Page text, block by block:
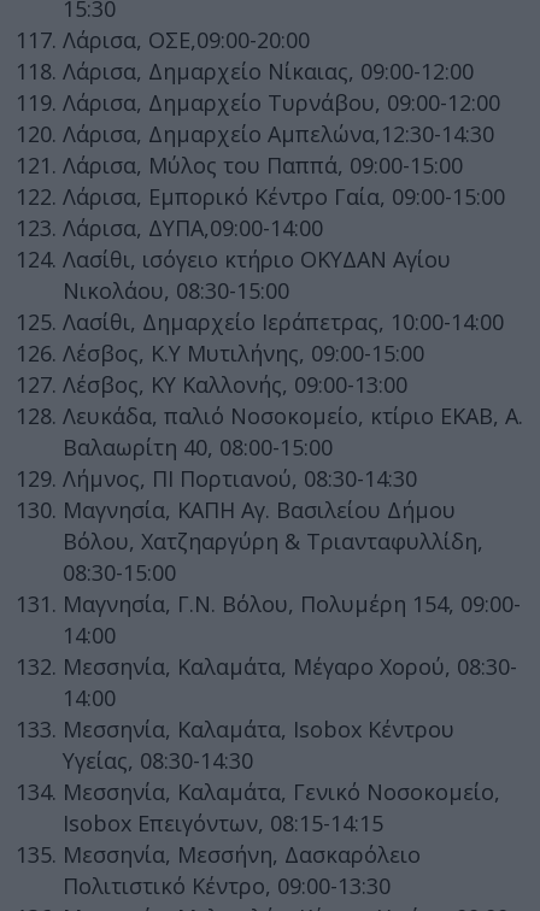
15:30
Λάρισα, ΟΣΕ,09:00-20:00
Λάρισα, Δημαρχείο Νίκαιας, 09:00-12:00
Λάρισα, Δημαρχείο Τυρνάβου, 09:00-12:00
Λάρισα, Δημαρχείο Αμπελώνα,12:30-14:30
Λάρισα, Μύλος του Παππά, 09:00-15:00
Λάρισα, Εμπορικό Κέντρο Γαία, 09:00-15:00
Λάρισα, ΔΥΠΑ,09:00-14:00
Λασίθι, ισόγειο κτήριο ΟΚΥΔΑΝ Αγίου
Νικολάου, 08:30-15:00
Λασίθι, Δημαρχείο Ιεράπετρας, 10:00-14:00
Λέσβος, Κ.Υ Μυτιλήνης, 09:00-15:00
Λέσβος, ΚΥ Καλλονής, 09:00-13:00
Λευκάδα, παλιό Νοσοκομείο, κτίριο ΕΚΑΒ, Α.
Βαλαωρίτη 40, 08:00-15:00
Λήμνος, ΠΙ Πορτιανού, 08:30-14:30
Μαγνησία, ΚΑΠΗ Αγ. Βασιλείου Δήμου
Βόλου, Χατζηαργύρη & Τριανταφυλλίδη,
08:30-15:00
Μαγνησία, Γ.Ν. Βόλου, Πολυμέρη 154, 09:00-
14:00
Μεσσηνία, Καλαμάτα, Μέγαρο Χορού, 08:30-
14:00
Μεσσηνία, Καλαμάτα, Isobox Κέντρου
Υγείας, 08:30-14:30
Μεσσηνία, Καλαμάτα, Γενικό Νοσοκομείο,
Isobox Επειγόντων, 08:15-14:15
Μεσσηνία, Μεσσήνη, Δασκαρόλειο
Πολιτιστικό Κέντρο, 09:00-13:30